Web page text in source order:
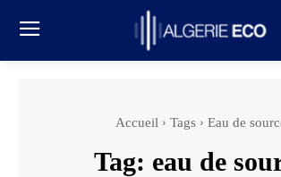
Accueil Tags Eau de
Tag: eau de